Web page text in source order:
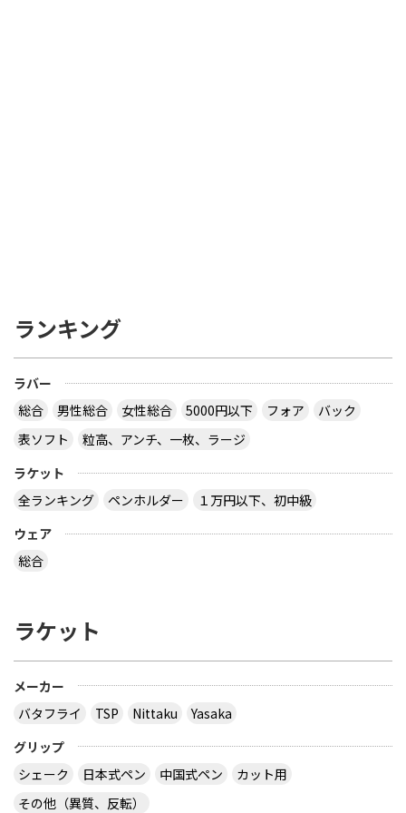
ランキング
ラバー
総合
男性総合 女性総合 5000円以下 フォア
バック
表ソフト
粒高、アンチ、一枚、ラージ
ラケット
全ランキング
ペンホルダー
１万円以下、初中級
ウェア
総合
ラケット
メーカー
バタフライ
TSP Nittaku
Yasaka
グリップ
シェーク
日本式ペン 中国式ペン
カット用
その他（異質、反転）